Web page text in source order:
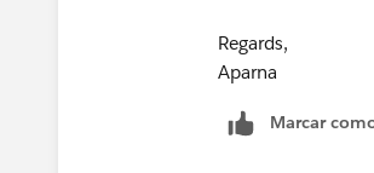
Regards,
Aparna
Marcar